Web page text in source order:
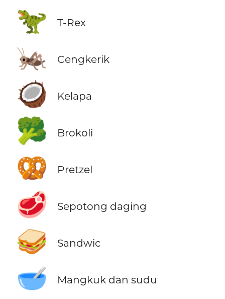
🦖 T-Rex
🦗 Cengkerik
🥥 Kelapa
🥦 Brokoli
🥨 Pretzel
🥩 Sepotong daging
🥪 Sandwic
🥣 Mangkuk dan sudu